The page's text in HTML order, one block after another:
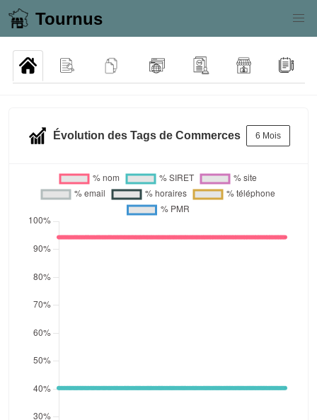
Tournus
Évolution des Tags de Commerces 6 Mois